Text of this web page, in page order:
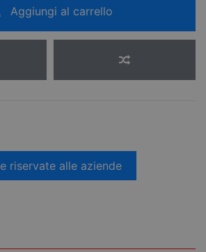
Aggiungi al carrello
riservate alle aziende